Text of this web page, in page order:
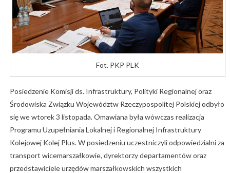
Fot. PKP PLK
Posiedzenie Komisji ds. Infrastruktury, Polityki Regionalnej oraz
Środowiska Związku Województw Rzeczypospolitej Polskiej odbyło
się we wtorek 3 listopada. Omawiana była wówczas realizacja
Programu Uzupełniania Lokalnej i Regionalnej Infrastruktury
Kolejowej Kolej Plus. W posiedzeniu uczestniczyli odpowiedzialni za
transport wicemarszałkowie, dyrektorzy departamentów oraz
przedstawiciele urzędów marszałkowskich wszystkich